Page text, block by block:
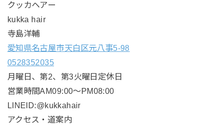
クッカヘアー
kukka hair
寺島洋輔
愛知県名古屋市天白区元八事5-98
0528352035
月曜日、第2、第3火曜日定休日
営業時間AM09:00〜PM08:00
LINEID:@kukkahair
アクセス・道案内